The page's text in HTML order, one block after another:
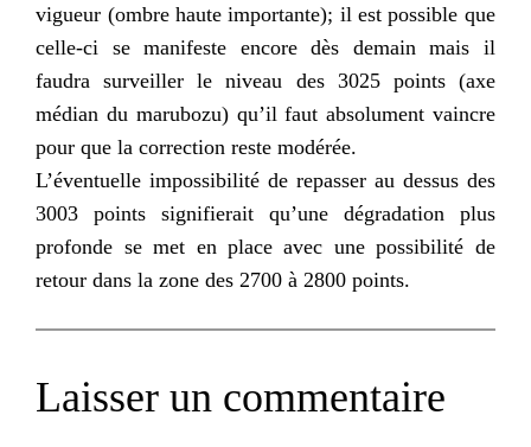
vigueur (ombre haute importante); il est possible que
celle-ci se manifeste encore dès demain mais il
faudra surveiller le niveau des 3025 points (axe
médian du marubozu) qu’il faut absolument vaincre
pour que la correction reste modérée.
L’éventuelle impossibilité de repasser au dessus des
3003 points signifierait qu’une dégradation plus
profonde se met en place avec une possibilité de
retour dans la zone des 2700 à 2800 points.
Laisser un commentaire